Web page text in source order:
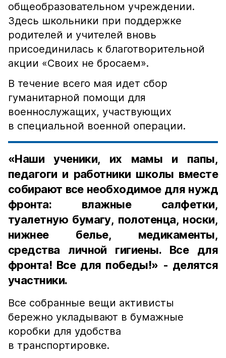
общеобразовательном учреждении.
Здесь школьники при поддержке
родителей и учителей вновь
присоединилась к благотворительной
акции «Своих не бросаем».
В течение всего мая идет сбор
гуманитарной помощи для
военнослужащих, участвующих
в специальной военной операции.
«Наши ученики, их мамы и папы,
педагоги и работники школы вместе
собирают все необходимое для нужд
фронта: влажные салфетки,
туалетную бумагу, полотенца, носки,
нижнее белье, медикаменты,
средства личной гигиены. Все для
фронта! Все для победы!» - делятся
участники.
Все собранные вещи активисты
бережно укладывают в бумажные
коробки для удобства
в транспортировке.